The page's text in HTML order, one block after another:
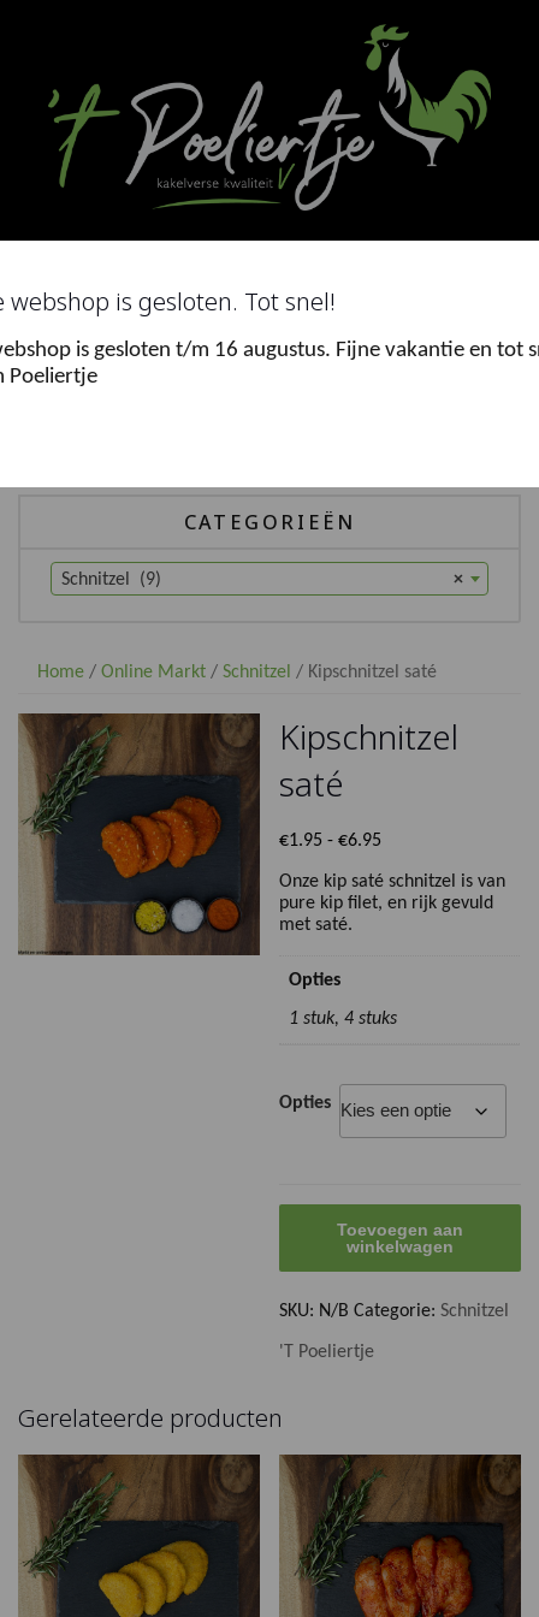
webshop is gesloten. Tot snel!
is gesloten t/m 16 augustus. Fijne vakantie en tot
Poeliertje
0
CATEGORIEËN
×
Schnitzel (9)
Home / Online Markt / Schnitzel / Kipschnitzel saté
Kipschnitzel
saté
€1.95 - €6.95
tot
€6.95
Onze kip saté schnitzel is van
pure kip filet, en rijk gevuld
met saté.
Opties
1 stuk, 4 stuks
Opties
Toevoegen aan
winkelwagen
SKU: N/B Categorie:Schnitzel
'T Poeliertje
Gerelateerde producten